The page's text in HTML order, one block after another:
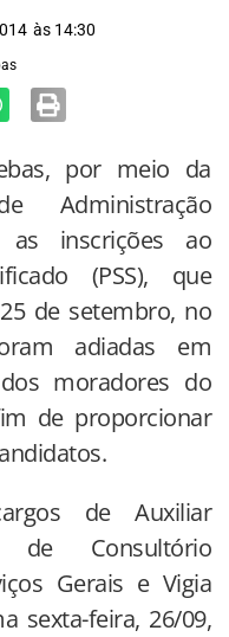
às 14:30
por meio da
Administração
as inscrições ao
(PSS), que
de setembro, no
adiadas em
moradores do
de proporcionar
de Auxiliar
de Consultório
Gerais e Vigia
sexta-feira, 26/09,